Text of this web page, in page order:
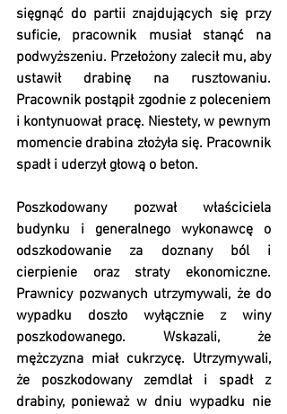
sięgnąć do partii znajdujących się przy
suficie, pracownik musiał stanąć na
podwyższeniu. Przełożony zalecił mu, aby
ustawił drabinę na rusztowaniu.
Pracownik postąpił zgodnie z poleceniem
i kontynuował pracę. Niestety, w pewnym
momencie drabina złożyła się. Pracownik
spadł i uderzył głową o beton.
Poszkodowany pozwał właściciela
budynku i generalnego wykonawcę o
odszkodowanie za doznany ból i
cierpienie oraz straty ekonomiczne.
Prawnicy pozwanych utrzymywali, że do
wypadku doszło wyłącznie z winy
poszkodowanego. Wskazali, że
mężczyzna miał cukrzycę. Utrzymywali,
że poszkodowany zemdlał i spadł z
drabiny, ponieważ w dniu wypadku nie